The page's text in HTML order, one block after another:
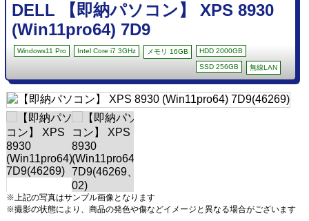
DELL 【即納パソコン】 XPS 8930
(Win11pro64) 7D9
Windows11 Pro Intel Core i7 3GHz メモリ 16GB HDD 2000GB
SSD 256GB 無線LAN
※上記の写真はサンプル画像となります
※撮影の状態により、商品の発色や傷などイメージと異なる場合がございます